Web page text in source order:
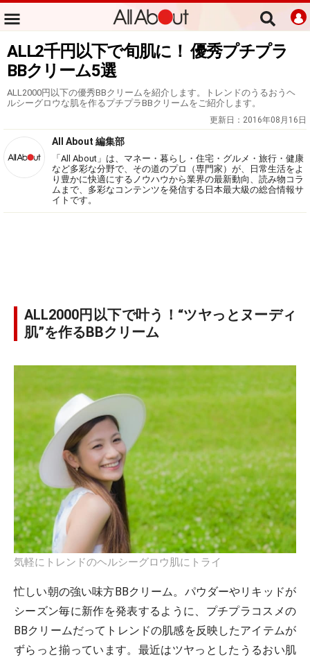
ALL2千円以下で旬肌に！ 優秀プチプラ
BBクリーム5選
ALL2000円以下の優秀BBクリームを紹介します。トレンドのうるおうヘ
ルシーグロウな肌を作るプチプラBBクリームをご紹介します。
更新日： 2016年08月16日
All About 編集部
「All About」は、マネー・暮らし・住宅・グルメ・旅行・健康
など多彩な分野で、その道のプロ（専門家）が、日常生活をよ
り豊かに快適にするノウハウから業界の最新動向、読み物コラ
ムまで、多彩なコンテンツを発信する日本最大級の総合情報サ
イトです。
ALL2000円以下で叶う！“ツヤっとヌーディ
肌”を作るBBクリーム
気軽にトレンドのヘルシーグロウ肌にトライ
忙しい朝の強い味方BBクリーム。パウダーやリキッドが
シーズン毎に新作を発表するように、プチプラコスメの
BBクリームだってトレンドの肌感を反映したアイテムが
ずらっと揃っています。最近はツヤっとしたうるおい肌